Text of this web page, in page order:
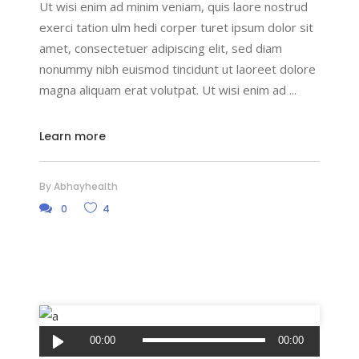
Ut wisi enim ad minim veniam, quis laore nostrud
exerci tation ulm hedi corper turet ipsum dolor sit
amet, consectetuer adipiscing elit, sed diam
nonummy nibh euismod tincidunt ut laoreet dolore
magna aliquam erat volutpat. Ut wisi enim ad
Learn more
ByAbhayhealth
0
4
Audio
00:00 00:00